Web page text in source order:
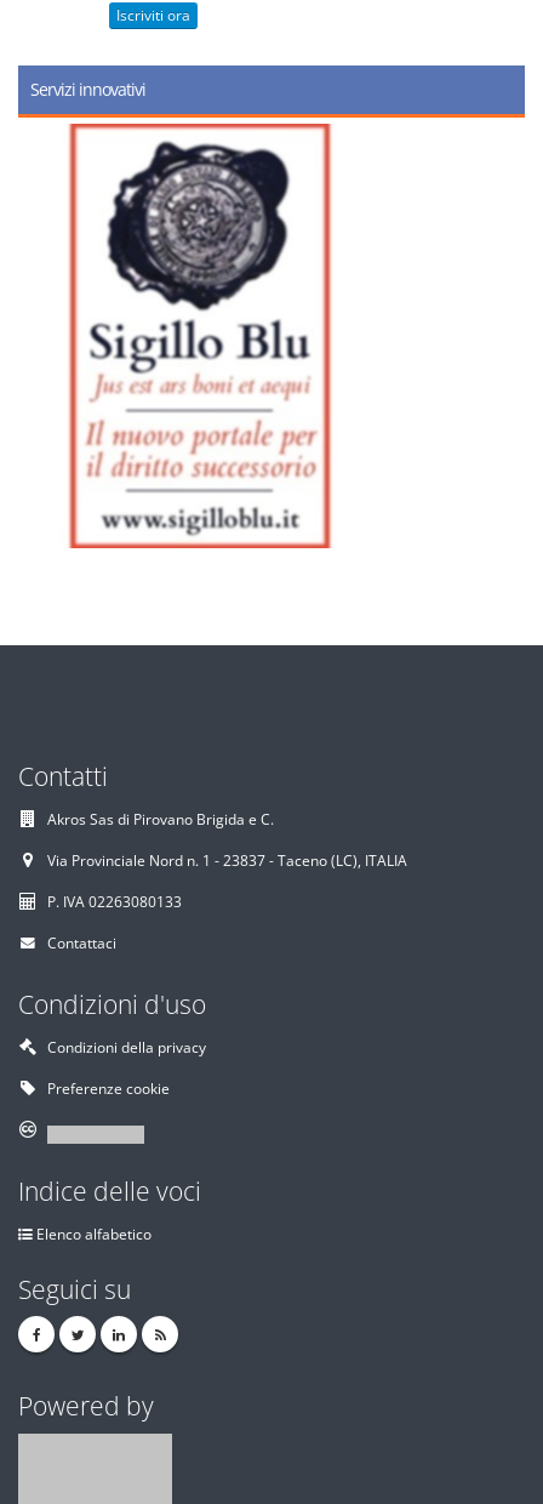
Iscriviti ora
Servizi innovativi
Contatti
Akros Sas di Pirovano Brigida e C.
Via Provinciale Nord n. 1 - 23837 - Taceno (LC), ITALIA
P. IVA 02263080133
Contattaci
Condizioni d'uso
Condizioni della privacy
Preferenze cookie
Indice delle voci
Elenco alfabetico
Seguici su
Powered by